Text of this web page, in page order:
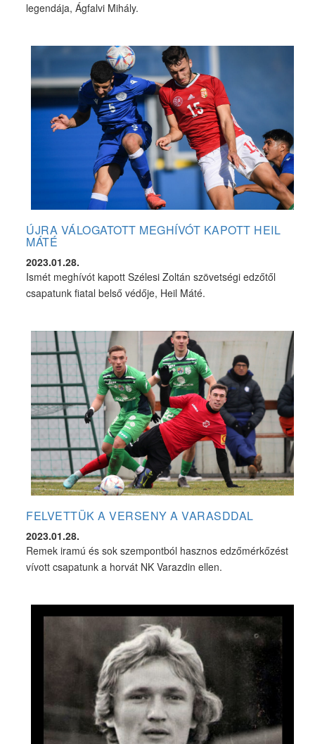
legendája, Ágfalvi Mihály.
ÚJRA VÁLOGATOTT MEGHÍVÓT KAPOTT HEIL
MÁTÉ
2023.01.28.
Ismét meghívót kapott Szélesi Zoltán szövetségi edzőtől
csapatunk fiatal belső védője, Heil Máté.
FELVETTÜK A VERSENY A VARASDDAL
2023.01.28.
Remek iramú és sok szempontból hasznos edzőmérkőzést
vívott csapatunk a horvát NK Varazdin ellen.